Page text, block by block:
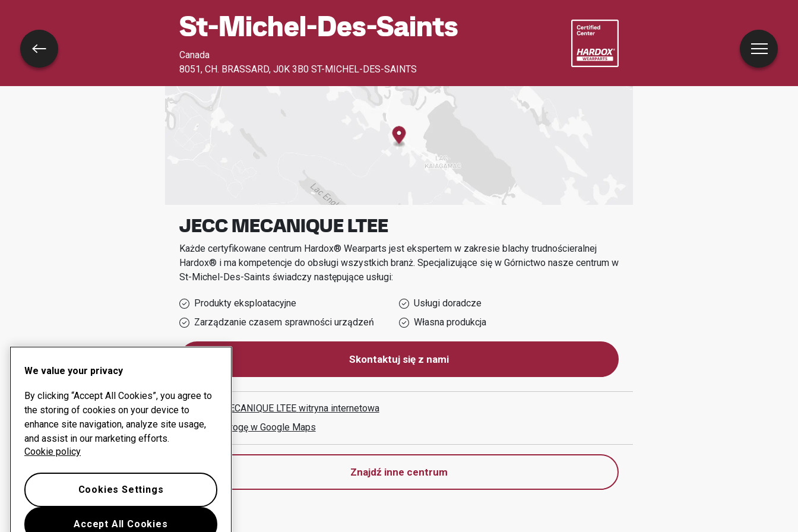
St-Michel-Des-Saints
Canada
8051, CH. BRASSARD, J0K 3B0 ST-MICHEL-DES-SAINTS
JECC MECANIQUE LTEE
Każde certyfikowane centrum Hardox® Wearparts jest ekspertem w zakresie blachy trudnościeralnej
Hardox® i ma kompetencje do obsługi wszystkich branż. Specjalizujące się w Górnictwo nasze centrum w
St-Michel-Des-Saints świadczy następujące usługi:
Produkty eksploatacyjne
Usługi doradcze
Zarządzanie czasem sprawności urządzeń
Własna produkcja
Skontaktuj się z nami
JECC MECANIQUE LTEE witryna internetowa
Pokaż drogę w Google Maps
Znajdź inne centrum
Wróć
We value your privacy
By clicking “Accept All Cookies”, you agree to
the storing of cookies on your device to
enhance site navigation, analyze site usage,
and assist in our marketing efforts.
Cookie policy
Accept All Cookies
Cookies Settings